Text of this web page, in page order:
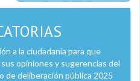
a la ciudadanía para que
opiniones y sugerencias del
de deliberación pública 2025